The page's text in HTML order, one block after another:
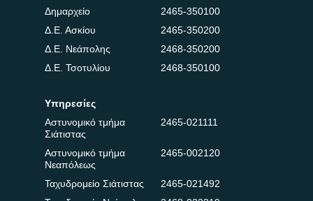
Δημαρχείο
2465-350100
Δ.Ε. Ασκίου
2465-350200
Δ.Ε. Νεάπολης
2468-350200
Δ.Ε. Τσοτυλίου
2468-350100
Υπηρεσίες
Αστυνομικό τμήμα
Σιάτιστας
2465-021111
Αστυνομικό τμήμα
Νεαπόλεως
2465-002120
Ταχυδρομείο Σιάτιστας
2465-021492